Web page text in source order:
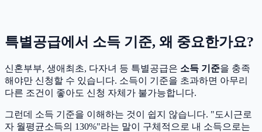
특별공급에서 소득 기준, 왜 중요한가요?
신혼부부, 생애최초, 다자녀 등 특별공급은 소득 기준을 충족
해야만 신청할 수 있습니다. 소득이 기준을 초과하면 아무리
다른 조건이 좋아도 신청 자체가 불가능합니다.
그런데 소득 기준을 이해하는 것이 쉽지 않습니다. "도시근로
자 월평균소득의 130%"라는 말이 구체적으로 내 소득으로는